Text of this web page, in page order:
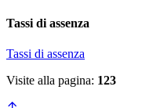
Tassi di assenza
Tassi di assenza
Visite alla pagina: 123